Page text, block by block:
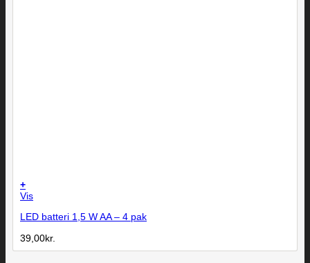
+
Vis
LED batteri 1,5 W AA – 4 pak
39,00kr.